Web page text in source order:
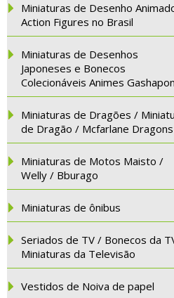
Miniaturas de Desenho
Action Figures no Brasil
Miniaturas de Desenhos
Japoneses e Bonecos
Colecionáveis Animes
Miniaturas de Dragões /
de Dragão / Mcfarlane Dragons
Miniaturas de Motos Maisto /
Welly / Bburago
Miniaturas de ônibus
Seriados de TV / Bonecos da
Miniaturas da Televisão
Vestidos de Noiva de papel